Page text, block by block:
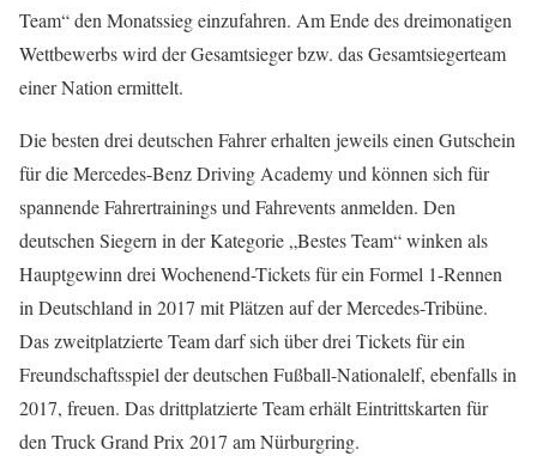
Team“ den Monatssieg einzufahren. Am Ende des dreimonatigen
Wettbewerbs wird der Gesamtsieger bzw. das Gesamtsiegerteam
einer Nation ermittelt.
Die besten drei deutschen Fahrer erhalten jeweils einen Gutschein
für die Mercedes-Benz Driving Academy und können sich für
spannende Fahrertrainings und Fahrevents anmelden. Den
deutschen Siegern in der Kategorie „Bestes Team“ winken als
Hauptgewinn drei Wochenend-Tickets für ein Formel 1-Rennen
in Deutschland in 2017 mit Plätzen auf der Mercedes-Tribüne.
Das zweitplatzierte Team darf sich über drei Tickets für ein
Freundschaftsspiel der deutschen Fußball-Nationalelf, ebenfalls in
2017, freuen. Das drittplatzierte Team erhält Eintrittskarten für
den Truck Grand Prix 2017 am Nürburgring.